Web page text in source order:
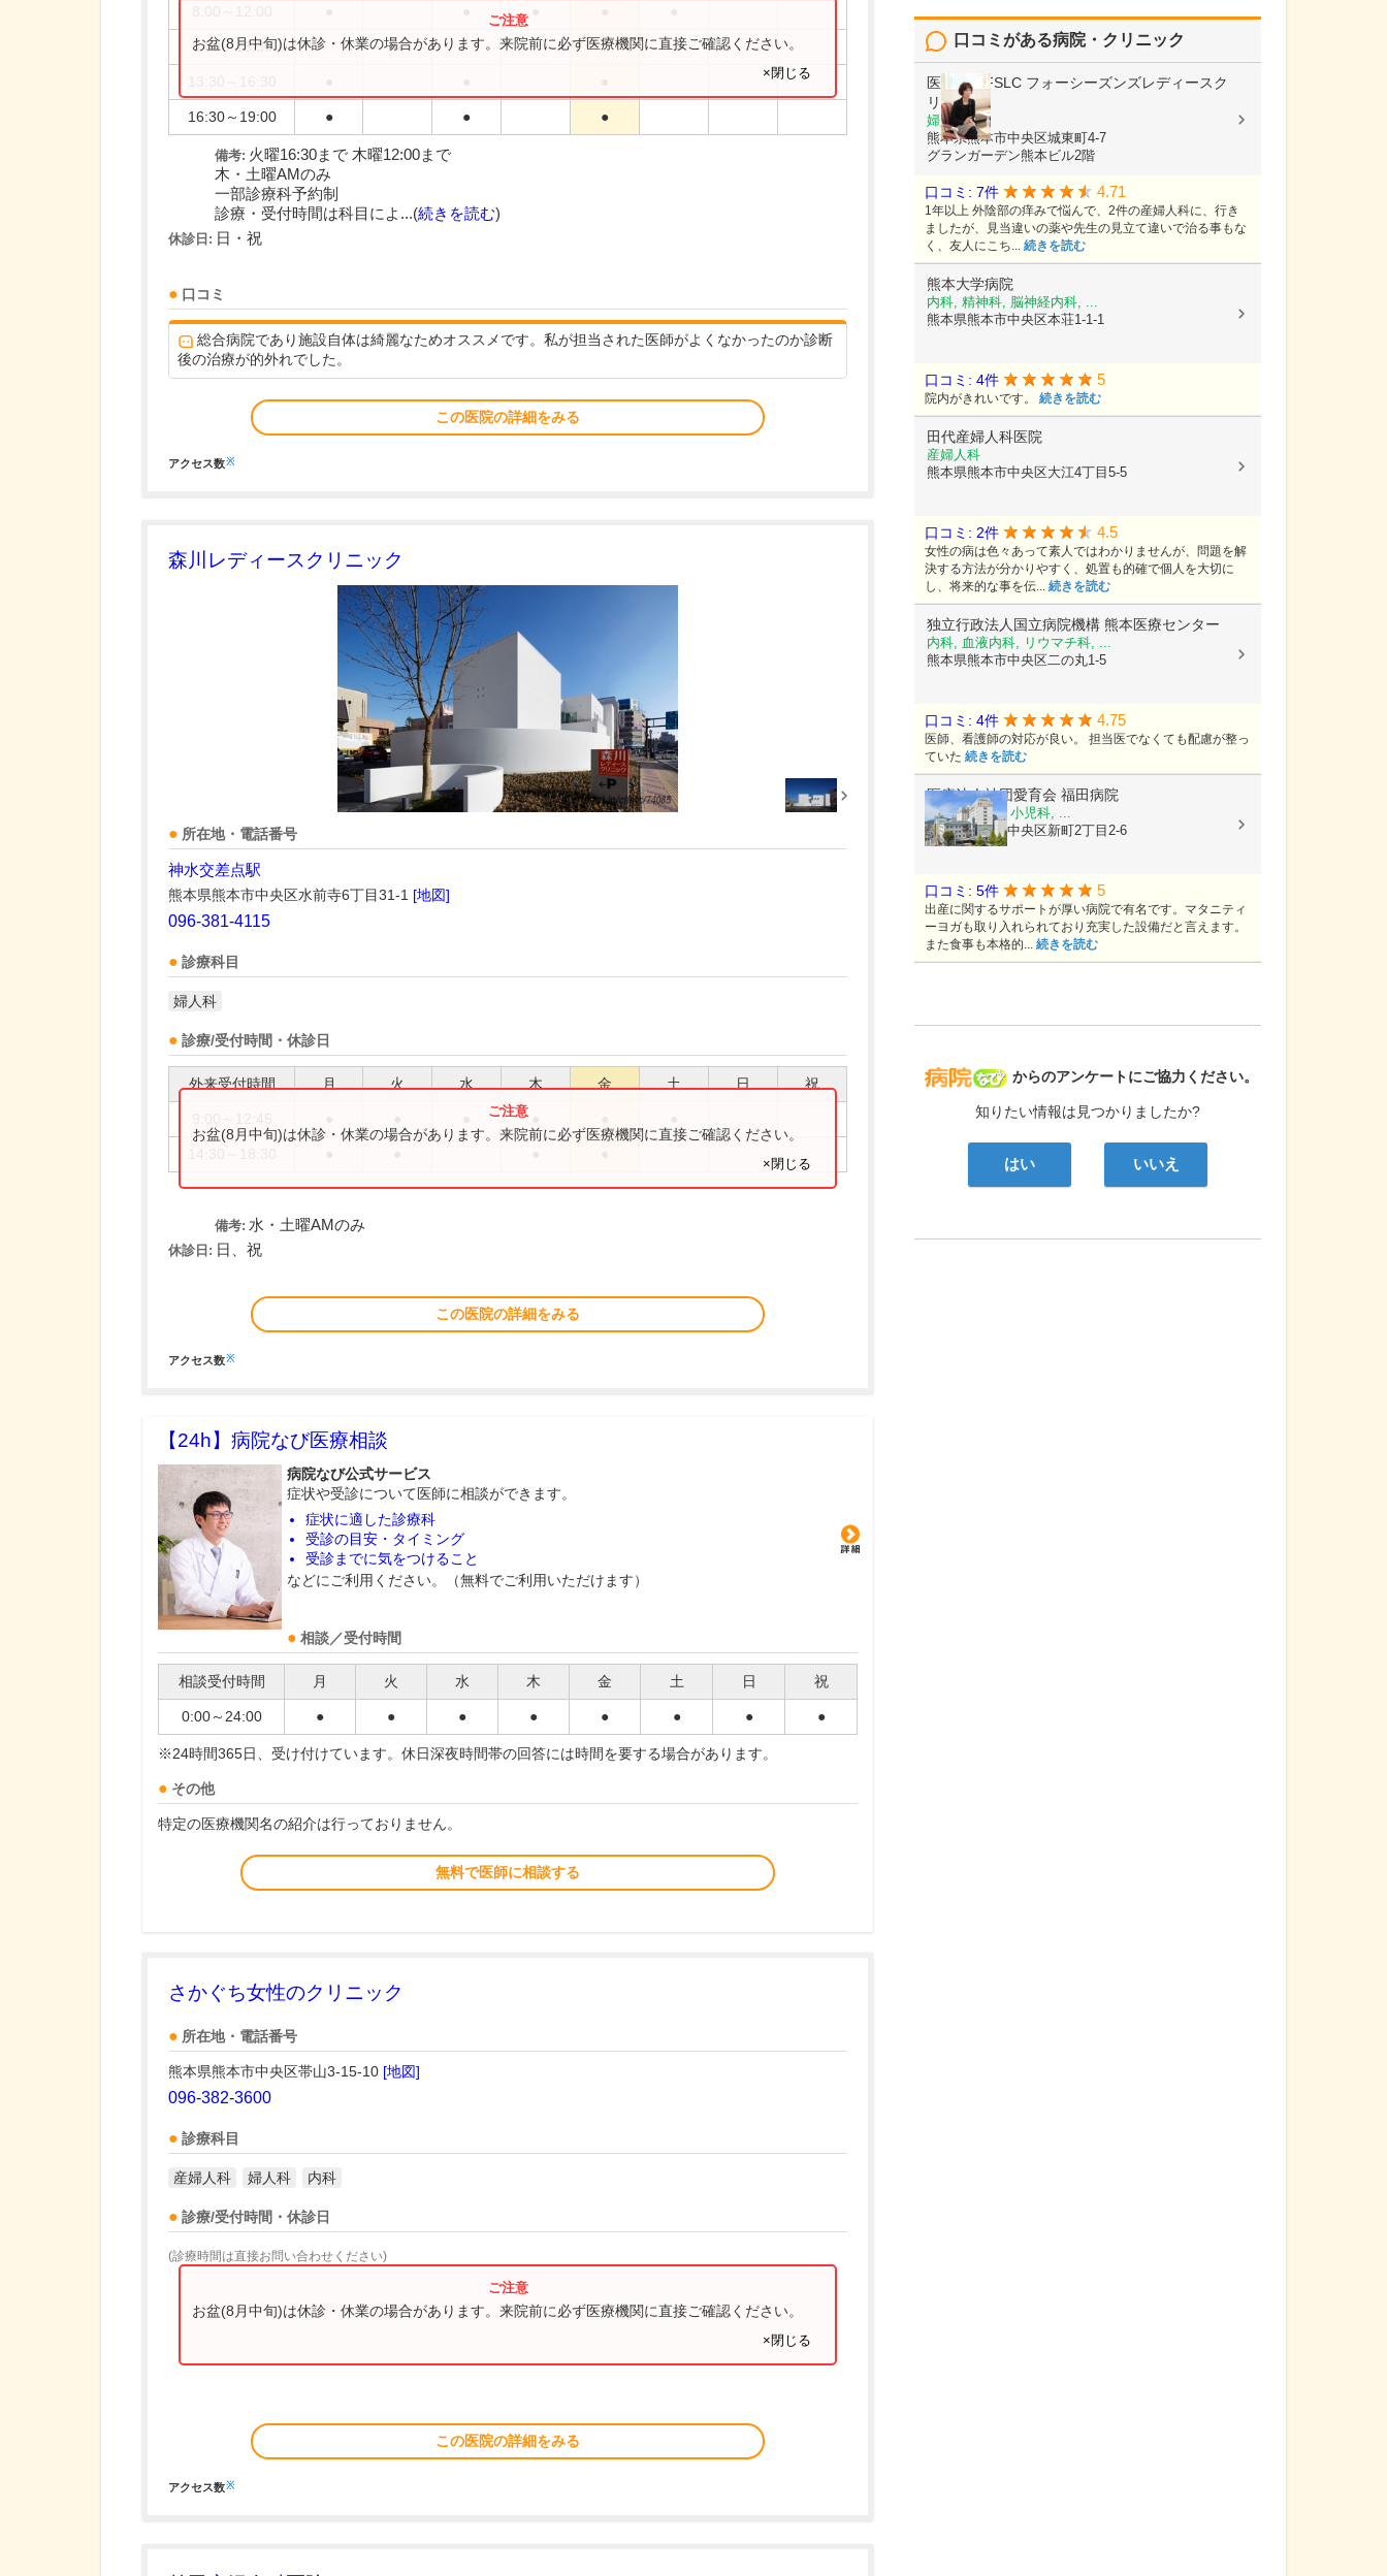
8:00～16:30 ●
16:30～19:00 ● ● ●
お盆(8月中旬)は休診・休業の場合があります。来院前に必ず医療機関に直接ご確認ください。
×閉じる
備考: 火曜16:30まで 木曜12:00まで
木・土曜AMのみ
一部診療科予約制
診療・受付時間は科目によ...(続きを読む)
休診日: 日・祝
口コミ
総合病院であり施設自体は綺麗なためオススメです。私が担当された医師がよくなかったのか診断
後の治療が的外れでした。
この医院の詳細をみる
アクセス数※
森川レディースクリニック
所在地・電話番号
神水交差点駅
熊本県熊本市中央区水前寺6丁目31-1 [地図]
096-381-4115
診療科目
婦人科
診療/受付時間・休診日
外来受付時間 月 火 水 木 金 土 日 祝
お盆(8月中旬)は休診・休業の場合があります。来院前に必ず医療機関に直接ご確認ください。
×閉じる
備考: 水・土曜AMのみ
休診日: 日、祝
この医院の詳細をみる
アクセス数※
【24h】 病院なび医療相談
病院なび公式サービス
症状や受診について医師に相談ができます。
症状に適した診療科
受診の目安・タイミング
受診までに気をつけること
などにご利用ください。（無料でご利用いただけます）
相談／受付時間
相談受付時間 月 火 水 木 金 土 日 祝
0:00～24:00 ● ● ● ● ● ● ● ●
※24時間365日、受け付けています。休日深夜時間帯の回答には時間を要する場合があります。
その他
特定の医療機関名の紹介は行っておりません。
無料で医師に相談する
さかぐち女性のクリニック
所在地・電話番号
熊本県熊本市中央区帯山3-15-10 [地図]
096-382-3600
診療科目
産婦人科 婦人科 内科
診療/受付時間・休診日
(診療時間は直接お問い合わせください)
お盆(8月中旬)は休診・休業の場合があります。来院前に必ず医療機関に直接ご確認ください。
×閉じる
この医院の詳細をみる
アクセス数※
病院なび
からのアンケートにご協力ください。
知りたい情報は見つかりましたか?
はい いいえ
口コミがある病院・クリニック
医療法人FSLC フォーシーズンズレディースク
リニック
婦人科
熊本県熊本市中央区城東町4-7
グランガーデン熊本ビル2階
口コミ: 7件 4.71
1年以上 外陰部の痒みで悩んで、2件の産婦人科に、行き
ましたが、見当違いの薬や先生の見立て違いで治る事もな
く、友人にこち... 続きを読む
熊本大学病院
内科, 精神科, 脳神経内科, ...
熊本県熊本市中央区本荘1-1-1
口コミ: 4件 5
院内がきれいです。 続きを読む
田代産婦人科医院
産婦人科
熊本県熊本市中央区大江4丁目5-5
口コミ: 2件 4.5
女性の病は色々あって素人ではわかりませんが、問題を解
決する方法が分かりやすく、処置も的確で個人を大切に
し、将来的な事を伝... 続きを読む
独立行政法人国立病院機構 熊本医療センター
内科, 血液内科, リウマチ科, ...
熊本県熊本市中央区二の丸1-5
口コミ: 4件 4.75
医師、看護師の対応が良い。 担当医でなくても配慮が整っ
ていた 続きを読む
医療法人社団愛育会 福田病院
産科, 婦人科, 小児科, ...
熊本県熊本市中央区新町2丁目2-6
口コミ: 5件 5
出産に関するサポートが厚い病院で有名です。マタニティ
ーヨガも取り入れられており充実した設備だと言えます。
また食事も本格的... 続きを読む